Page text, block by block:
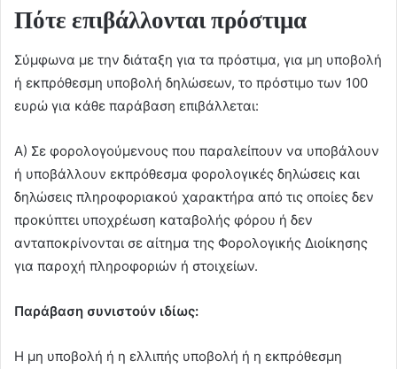
Πότε επιβάλλονται πρόστιμα
Σύμφωνα με την διάταξη για τα πρόστιμα, για μη υποβολή
ή εκπρόθεσμη υποβολή δηλώσεων, το πρόστιμο των 100
ευρώ για κάθε παράβαση επιβάλλεται:
Α) Σε φορολογούμενους που παραλείπουν να υποβάλουν
ή υποβάλλουν εκπρόθεσμα φορολογικές δηλώσεις και
δηλώσεις πληροφοριακού χαρακτήρα από τις οποίες δεν
προκύπτει υποχρέωση καταβολής φόρου ή δεν
ανταποκρίνονται σε αίτημα της Φορολογικής Διοίκησης
για παροχή πληροφοριών ή στοιχείων.
Παράβαση συνιστούν ιδίως:
Η μη υποβολή ή η ελλιπής υποβολή ή η εκπρόθεσμη